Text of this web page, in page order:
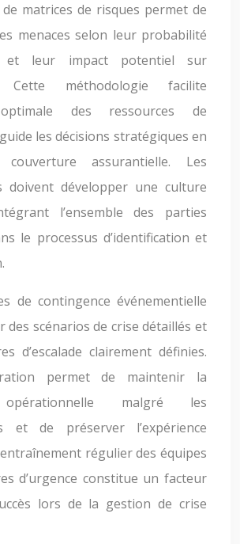
de matrices de risques permet de
menaces selon leur probabilité
et leur impact potentiel sur
Cette méthodologie facilite
optimale des ressources de
les décisions stratégiques en
assurantielle. Les
doivent développer une culture
l’ensemble des parties
le processus d’identification et
de contingence événementielle
des scénarios de crise détaillés et
d’escalade clairement définies.
permet de maintenir la
malgré les
et de préserver l’expérience
régulier des équipes
d’urgence constitue un facteur
lors de la gestion de crise